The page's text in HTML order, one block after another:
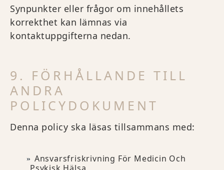
Synpunkter eller frågor om innehållets
korrekthet kan lämnas via
kontaktuppgifterna nedan.
9. FÖRHÅLLANDE TILL
ANDRA
POLICYDOKUMENT
Denna policy ska läsas tillsammans med:
Ansvarsfriskrivning För Medicin Och